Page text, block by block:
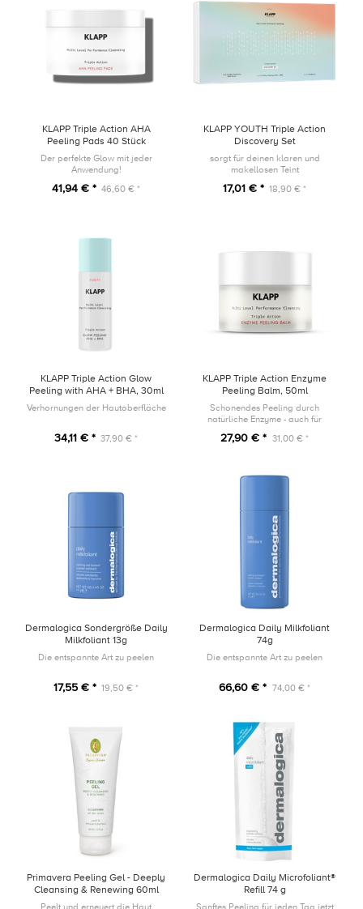
KLAPP Triple Action AHA
Peeling Pads 40 Stück
Der perfekte Glow mit jeder
Anwendung!
41,94 € * 46,60 € *
KLAPP YOUTH Triple Action
Discovery Set
sorgt für deinen klaren und
makellosen Teint
17,01 € * 18,90 € *
KLAPP Triple Action Glow
Peeling with AHA + BHA, 30ml
Verhornungen der Hautoberfläche
34,11 € * 37,90 € *
KLAPP Triple Action Enzyme
Peeling Balm, 50ml
Schonendes Peeling durch
natürliche Enzyme - auch für
27,90 € * 31,00 € *
Dermalogica Sondergröße Daily
Milkfoliant 13g
Die entspannte Art zu peelen
17,55 € * 19,50 € *
Dermalogica Daily Milkfoliant
74g
Die entspannte Art zu peelen
66,60 € * 74,00 € *
Primavera Peeling Gel - Deeply
Cleansing & Renewing 60ml
Peelt und erneuert die Haut
Dermalogica Daily Microfoliant®
Refill 74 g
Sanftes Peeling für jeden Tag jetzt